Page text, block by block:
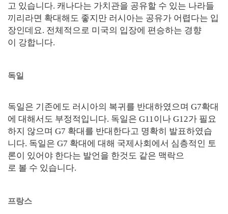
고 있습니다. 캐나다는 가치관을 공유할 수 있는 나라들
끼리라면 확대해도 좋지만 러시아는 공유가 어렵다는 입
장인데요. 전체적으로 미국의 입장에 편승하는 경향
이 강합니다.
독일
독일은 기존에도 러시아의 복귀를 반대하였으며 G7확대
에 대해서도 부정적입니다. 독일은 G11이나 G12가 필요
하지 않으며 G7 확대를 반대한다고 명확히 발표하였습
니다. 독일은 G7 확대에 대해 국제사회에서 심층적인 토
론이 있어야 한다는 발언을 한것도 같은 맥락으
로 볼 수 있습니다.
프랑스